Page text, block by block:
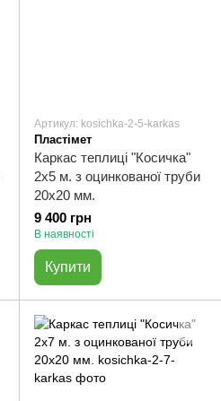
Артикул: kosichka-2-5-karkas
Пластімет
Каркас теплиці "Косичка"
2х5 м. з оцинкованої труби
20х20 мм.
9 400 грн
В наявності
Купити